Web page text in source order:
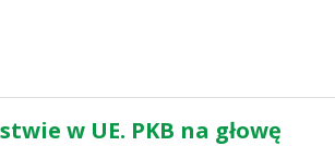
w UE. PKB na głowę